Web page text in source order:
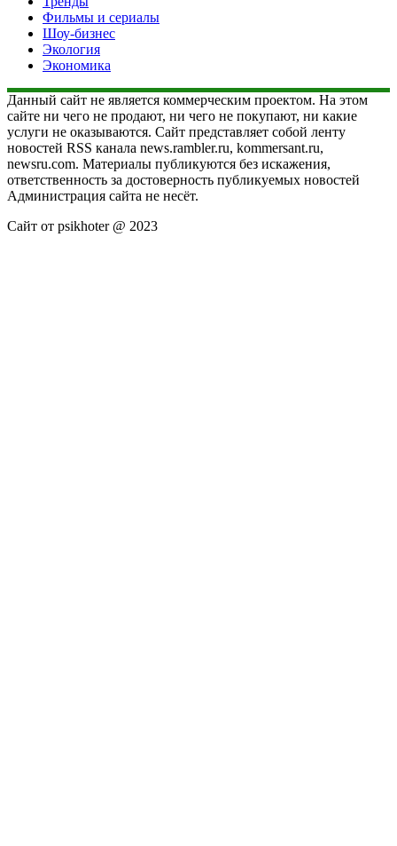
Фильмы и сериалы
Шоу-бизнес
Экология
Экономика
Данный сайт не является коммерческим проектом. На этом
сайте ни чего не продают, ни чего не покупают, ни какие
услуги не оказываются. Сайт представляет собой ленту
новостей RSS канала news.rambler.ru, kommersant.ru,
newsru.com. Материалы публикуются без искажения,
ответственность за достоверность публикуемых новостей
Администрация сайта не несёт.
Сайт от psikhoter @ 2023